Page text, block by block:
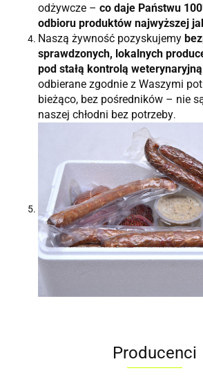
odżywcze – co daje Państwu
odbioru produktów najwyższej
Naszą żywność pozyskujemy
sprawdzonych, lokalnych
pod stałą kontrolą weterynaryjną
odbierane zgodnie z Waszymi
bieżąco, bez pośredników – nie
naszej chłodni bez potrzeby.
Producenci